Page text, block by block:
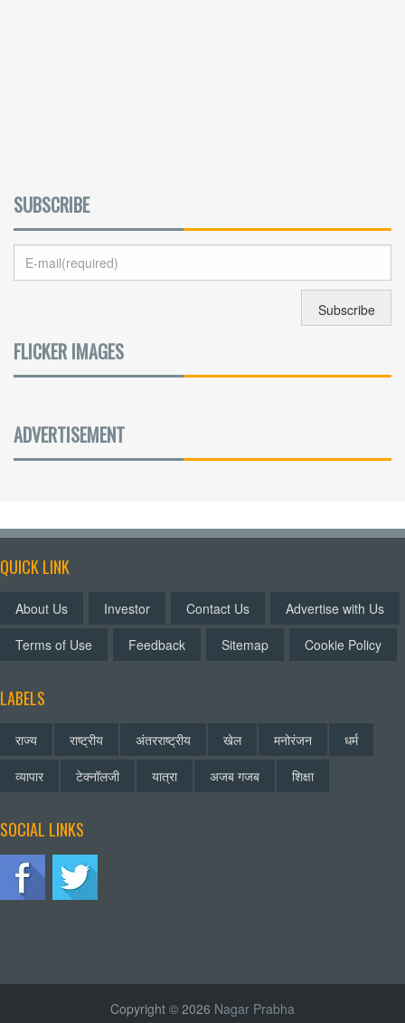
SUBSCRIBE
FLICKER IMAGES
ADVERTISEMENT
QUICK LINK
About Us Investor Contact Us
Advertise with Us
Terms of Use
Feedback Sitemap Cookie Policy
LABELS
राज्य राष्ट्रीय अंतरराष्ट्रीय खेल मनोरंजन
धर्म
व्यापार
टेक्नॉलजी यात्रा अजब गजब शिक्षा
SOCIAL LINKS
Copyright © 2026 Nagar Prabha